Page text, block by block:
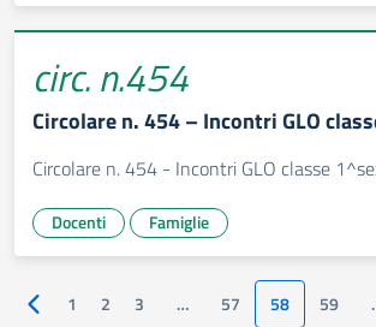
circ. n.454
Circolare n. 454 – Incontri GLO
Circolare n. 454 - Incontri GLO classe
Docenti Famiglie
Pagina precedente
1 2 3 … 57 58 59